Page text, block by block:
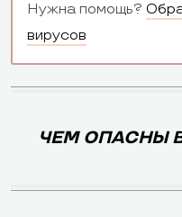
Нужна помощь?
вирусов
ЧЕМ ОПАСНЫ